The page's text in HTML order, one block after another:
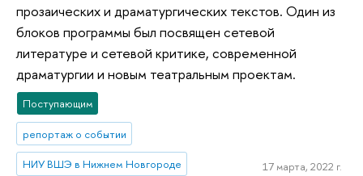
прозаических и драматургических текстов. Один из
блоков программы был посвящен сетевой
литературе и сетевой критике, современной
драматургии и новым театральным проектам.
Поступающим
репортаж о событии
НИУ ВШЭ в Нижнем Новгороде 17 марта, 2022 г.